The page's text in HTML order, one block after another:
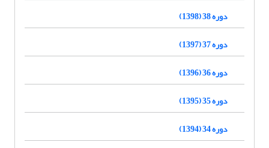
دوره 38 (1398)
دوره 37 (1397)
دوره 36 (1396)
دوره 35 (1395)
دوره 34 (1394)